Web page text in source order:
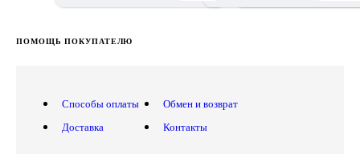
ПОМОЩЬ ПОКУПАТЕЛЮ
Способы оплаты
Доставка
Обмен и возврат
Контакты